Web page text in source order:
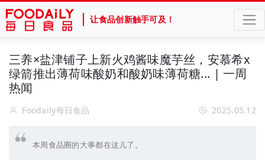
让食品创新触手可及！
三养×盐津铺子上新火鸡酱味魔芋丝，安慕希x
绿箭推出薄荷味酸奶和酸奶味薄荷糖... | 一周
热闻
Foodaily每日食品 2025.05.12
本周食品圈的大事都在这儿了。